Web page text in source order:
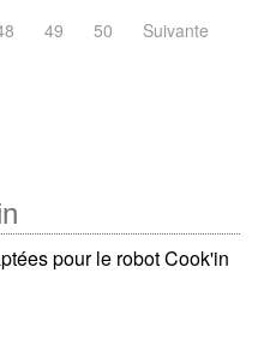
49 50 Suivante
pour le robot Cook'in